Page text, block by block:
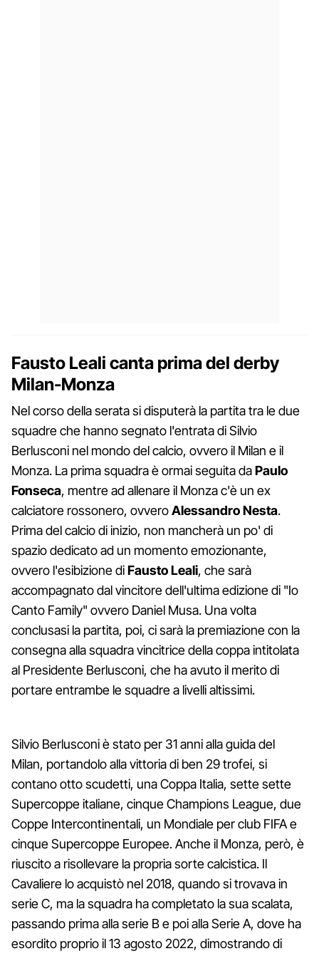
Fausto Leali canta prima del derby
Milan-Monza
Nel corso della serata si disputerà la partita tra le due
squadre che hanno segnato l'entrata di Silvio
Berlusconi nel mondo del calcio, ovvero il Milan e il
Monza. La prima squadra è ormai seguita daPaulo
Fonseca, mentre ad allenare il Monza c'è un ex
calciatore rossonero, ovveroAlessandro Nesta.
Prima del calcio di inizio, non mancherà un po' di
spazio dedicato ad un momento emozionante,
ovvero l'esibizione diFausto Leali, che sarà
accompagnato dal vincitore dell'ultima edizione di "Io
Canto Family" ovvero Daniel Musa. Una volta
conclusasi la partita, poi, ci sarà la premiazione con la
consegna alla squadra vincitrice della coppa intitolata
al Presidente Berlusconi, che ha avuto il merito di
portare entrambe le squadre a livelli altissimi.
Silvio Berlusconi è stato per 31 anni alla guida del
Milan, portandolo alla vittoria di ben 29 trofei, si
contano otto scudetti, una Coppa Italia, sette sette
Supercoppe italiane, cinque Champions League, due
Coppe Intercontinentali, un Mondiale per club FIFA e
cinque Supercoppe Europee. Anche il Monza, però, è
riuscito a risollevare la propria sorte calcistica. Il
Cavaliere lo acquistò nel 2018, quando si trovava in
serie C, ma la squadra ha completato la sua scalata,
passando prima alla serie B e poi alla Serie A, dove ha
esordito proprio il 13 agosto 2022, dimostrando di